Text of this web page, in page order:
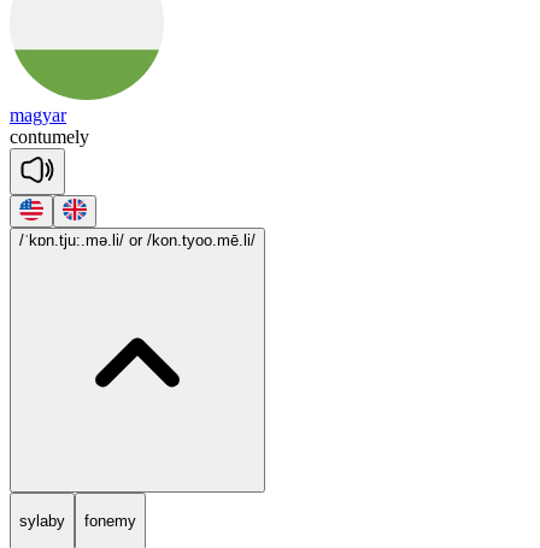
magyar
contumely
/ˈkɒn.tju:.mə.li/ or /kon.tyoo.mē.li/
sylaby fonemy